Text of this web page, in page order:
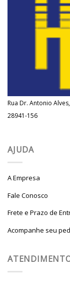
Rua Dr. Antonio
28941-156
AJUDA
A Empresa
Fale Conosco
Frete e Prazo de
Acompanhe seu